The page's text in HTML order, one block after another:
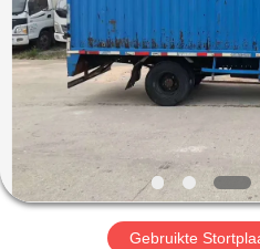
PRODUCTEN
ONGEVEER
ONS
FABRIEKSREIS
Gebruikte